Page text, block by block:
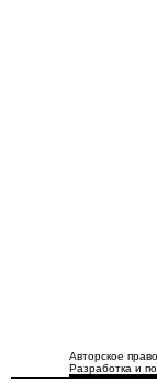
Авторское
Разработка и